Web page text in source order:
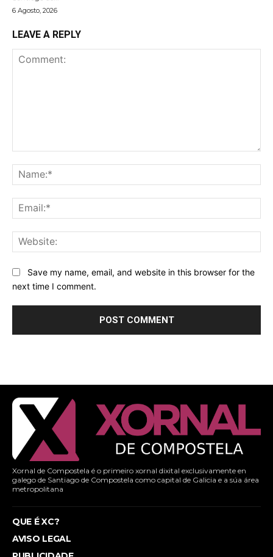
6 Agosto, 2026
LEAVE A REPLY
Save my name, email, and website in this browser for the
next time I comment.
Xornal de Compostela é o primeiro xornal dixital exclusivamente en
galego de Santiago de Compostela como capital de Galicia e a súa área
metropolitana
QUE É XC?
AVISO LEGAL